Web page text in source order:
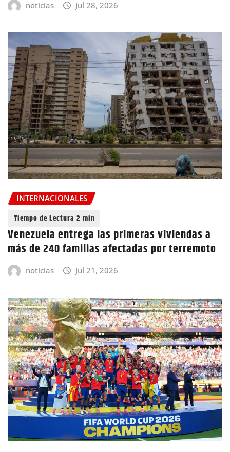
noticias Jul 28, 2026
INTERNACIONALES
Venezuela entrega las primeras viviendas a
más de 240 familias afectadas por terremoto
noticias Jul 21, 2026